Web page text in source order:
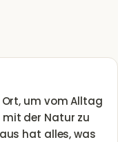
um vom Alltag
der Natur zu
hat alles, was